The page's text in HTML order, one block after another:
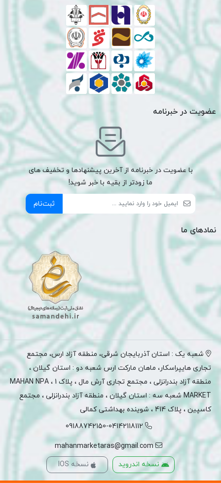
عضویت در خبرنامه
با عضویت در خبرنامه از آخرین پیشنهادها و تخفیف های
ما زودتر از بقیه با خبر شوید!
ثبت‌نام
نمادهای ما
شعبه یک : استان آذربایجان شرقی، منطقه آزاد ارس، مجتمع
تجاری هایپراسکار، ماهان مارکت ارس شعبه دو : استان گیلان ،
منطقه آزاد بندرانزلی ، مجتمع تجاری آرش مال ، پلاک 1 ، MAHAN NPA
MARKET شعبه سه : استان گیلان ، منطقه آزاد بندرانزلی ، مجتمع
کاسپین ، پلاک 414 ، شوینده بهداشتی کمالی
09188742150-04142118112
mahanmarketaras@gmail.com
نسخه اندروید
نسخه IOS